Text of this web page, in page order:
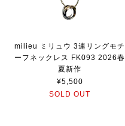
milieu ミリュウ 3連リングモチ
ーフネックレス FK093 2026春
夏新作
¥5,500
SOLD OUT